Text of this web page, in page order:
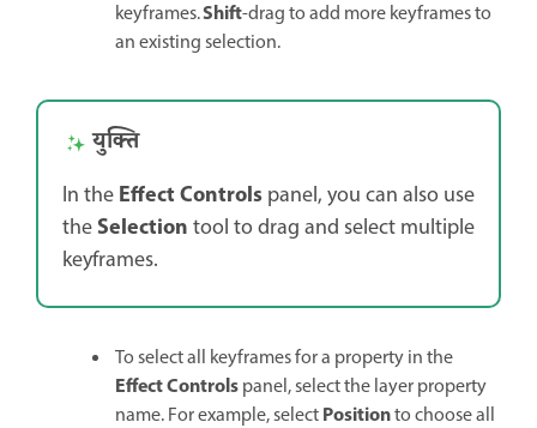
keyframes.Shift-drag to add more keyframes to
an existing selection.
युक्ति
In theEffect Controlspanel, you can also use
theSelectiontool to drag and select multiple
keyframes.
To select all keyframes for a property in the
Effect Controlspanel, select the layer property
name. For example, selectPositionto choose all